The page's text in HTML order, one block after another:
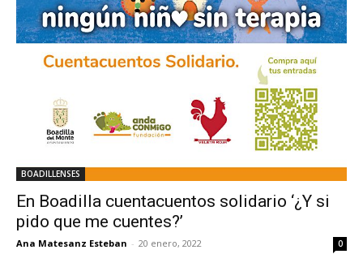
BOADILLENSES
En Boadilla cuentacuentos solidario ‘¿Y si
pido que me cuentes?’
Ana Matesanz Esteban - 20 enero, 2022 0